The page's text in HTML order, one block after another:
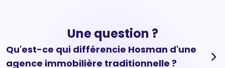
Une question ?
Qu'est-ce qui différencie Hosman d'une
agence immobilière traditionnelle ?